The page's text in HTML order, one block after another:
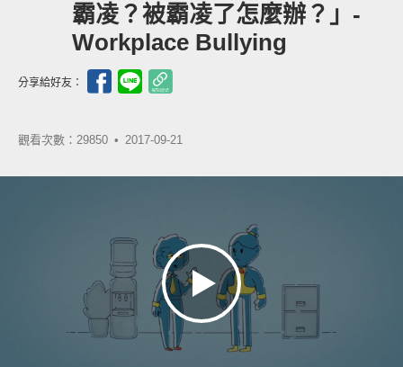
霸凌？被霸凌了怎麼辦？」-
Workplace Bullying
分享給好友：
觀看次數：29850 • 2017-09-21